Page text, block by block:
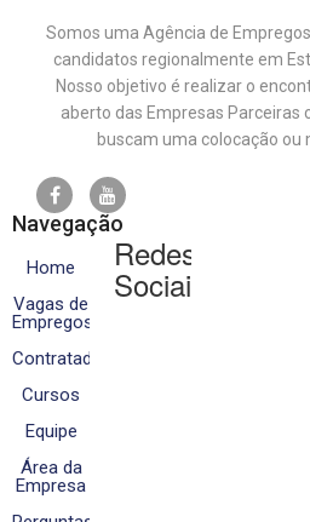
Somos uma Agência de
candidatos regionalmente em
Nosso objetivo é realizar o
aberto das Empresas Parceiras
buscam uma colocação ou
Navegação
Home
Vagas de
Empregos
Contratados
Cursos
Equipe
Área da
Empresa
Redes
Sociais